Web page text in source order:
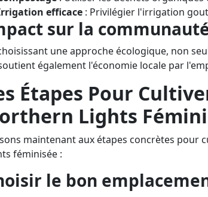
efficace : Privilégier l'irrigation
sur la
une approche écologique, non
également l'économie locale par
Étapes Pour
Lights
maintenant aux étapes concrètes pour
féminisée :
le bon